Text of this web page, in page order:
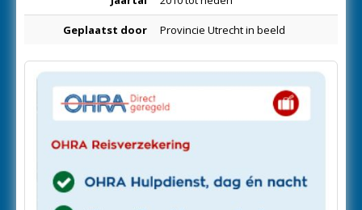
Geplaatst door Provincie Utrecht in beeld